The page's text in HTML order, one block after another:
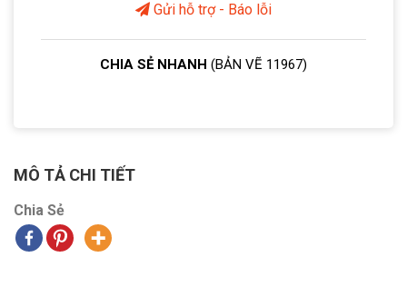
Gửi hỗ trợ - Báo lỗi
CHIA SẺ NHANH (BẢN VẼ 11967)
MÔ TẢ CHI TIẾT
Chia Sẻ